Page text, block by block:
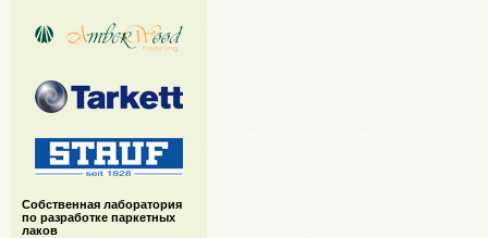
Cобственная лаборатория
по разработке паркетных
лаков